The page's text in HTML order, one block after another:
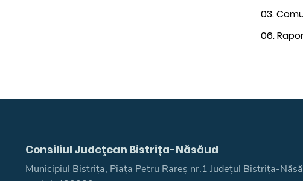
03.
06.
Consiliul Judeţean Bistrița-Năsăud
Municipiul Bistrița, Piața Petru Rareș nr.1 Județul Bistrița-